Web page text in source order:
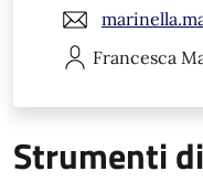
Francesca
Strumenti